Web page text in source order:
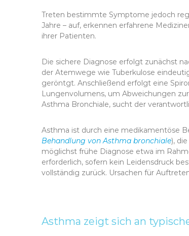
Treten bestimmte Symptome jedoch
Jahre – auf, erkennen erfahrene
ihrer Patienten.
Die sichere Diagnose erfolgt zunächst
der Atemwege wie Tuberkulose
geröntgt. Anschließend erfolgt eine
Lungenvolumens, um Abweichungen
Asthma Bronchiale, sucht der
Asthma ist durch eine medikamentöse
Behandlung von Asthma bronchiale),
möglichst frühe Diagnose etwa im
erforderlich, sofern kein Leidensdruck
vollständig zurück. Ursachen für
Asthma zeigt sich an